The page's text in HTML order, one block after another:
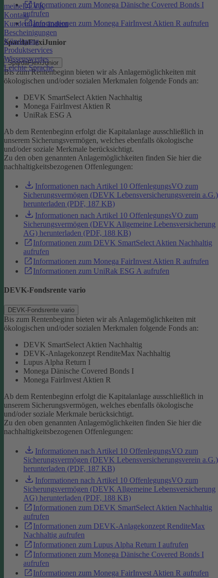
meineDEVK
Kontakt
Kundendaten ändern
Bescheinigungen
Kündigung
Produktservices
Wissenswertes
Leichte Sprache
Informationen zum Monega Dänische Covered Bonds I
aufrufen
Informationen zum Monega FairInvest Aktien R aufrufen
SpardaFlexiJunior
SpardaFlexiJunior
Bis zum Rentenbeginn bieten wir als Anlagemöglichkeiten mit
ökologischen und/oder sozialen Merkmalen folgende Fonds an:
DEVK SmartSelect Aktien Nachhaltig
Monega FairInvest Aktien R
UniRak ESG A
Ab dem Rentenbeginn erfolgt die Kapitalanlage ausschließlich in
unserem Sicherungsvermögen, welches ebenfalls ökologische
und/oder soziale Merkmale berücksichtigt.
Zu den oben genannten Anlagemöglichkeiten finden Sie hier die
nachhaltigkeitsbezogenen Offenlegungen:
Informationen nach Artikel 10 OffenlegungsVO zum
Sicherungsvermögen (DEVK Lebensversicherungsverein a.G.)
herunterladen (PDF, 187 KB)
Informationen nach Artikel 10 OffenlegungsVO zum
Sicherungsvermögen (DEVK Allgemeine Lebensversicherung
AG) herunterladen (PDF, 188 KB)
Informationen zum DEVK SmartSelect Aktien Nachhaltig
aufrufen
Informationen zum Monega FairInvest Aktien R aufrufen
Informationen zum UniRak ESG A aufrufen
DEVK-Fondsrente vario
DEVK-Fondsrente vario
Bis zum Rentenbeginn bieten wir als Anlagemöglichkeiten mit
ökologischen und/oder sozialen Merkmalen folgende Fonds an:
DEVK SmartSelect Aktien Nachhaltig
DEVK-Anlagekonzept RenditeMax Nachhaltig
Lupus Alpha Return I
Monega Dänische Covered Bonds I
Monega FairInvest Aktien R
Ab dem Rentenbeginn erfolgt die Kapitalanlage ausschließlich in
unserem Sicherungsvermögen, welches ebenfalls ökologische
und/oder soziale Merkmale berücksichtigt.
Zu den oben genannten Anlagemöglichkeiten finden Sie hier die
nachhaltigkeitsbezogenen Offenlegungen:
Informationen nach Artikel 10 OffenlegungsVO zum
Sicherungsvermögen (DEVK Lebensversicherungsverein a.G.)
herunterladen (PDF, 187 KB)
Informationen nach Artikel 10 OffenlegungsVO zum
Sicherungsvermögen (DEVK Allgemeine Lebensversicherung
AG) herunterladen (PDF, 188 KB)
Informationen zum DEVK SmartSelect Aktien Nachhaltig
aufrufen
Informationen zum DEVK-Anlagekonzept RenditeMax
Nachhaltig aufrufen
Informationen zum Lupus Alpha Return I aufrufen
Informationen zum Monega Dänische Covered Bonds I
aufrufen
Informationen zum Monega FairInvest Aktien R aufrufen